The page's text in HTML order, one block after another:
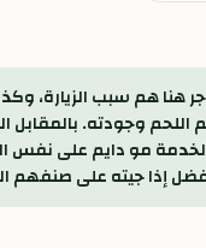
هنا هم سبب الزيارة،
وجودته. بالمقابل
مو دايم على نفس
إذا جيته على صنفهم